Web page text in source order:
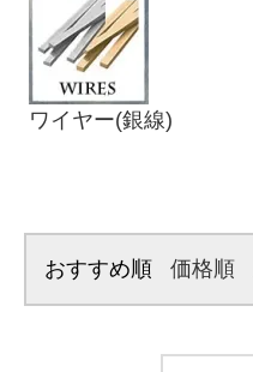
ワイヤー(銀線)
おすすめ順 価格順